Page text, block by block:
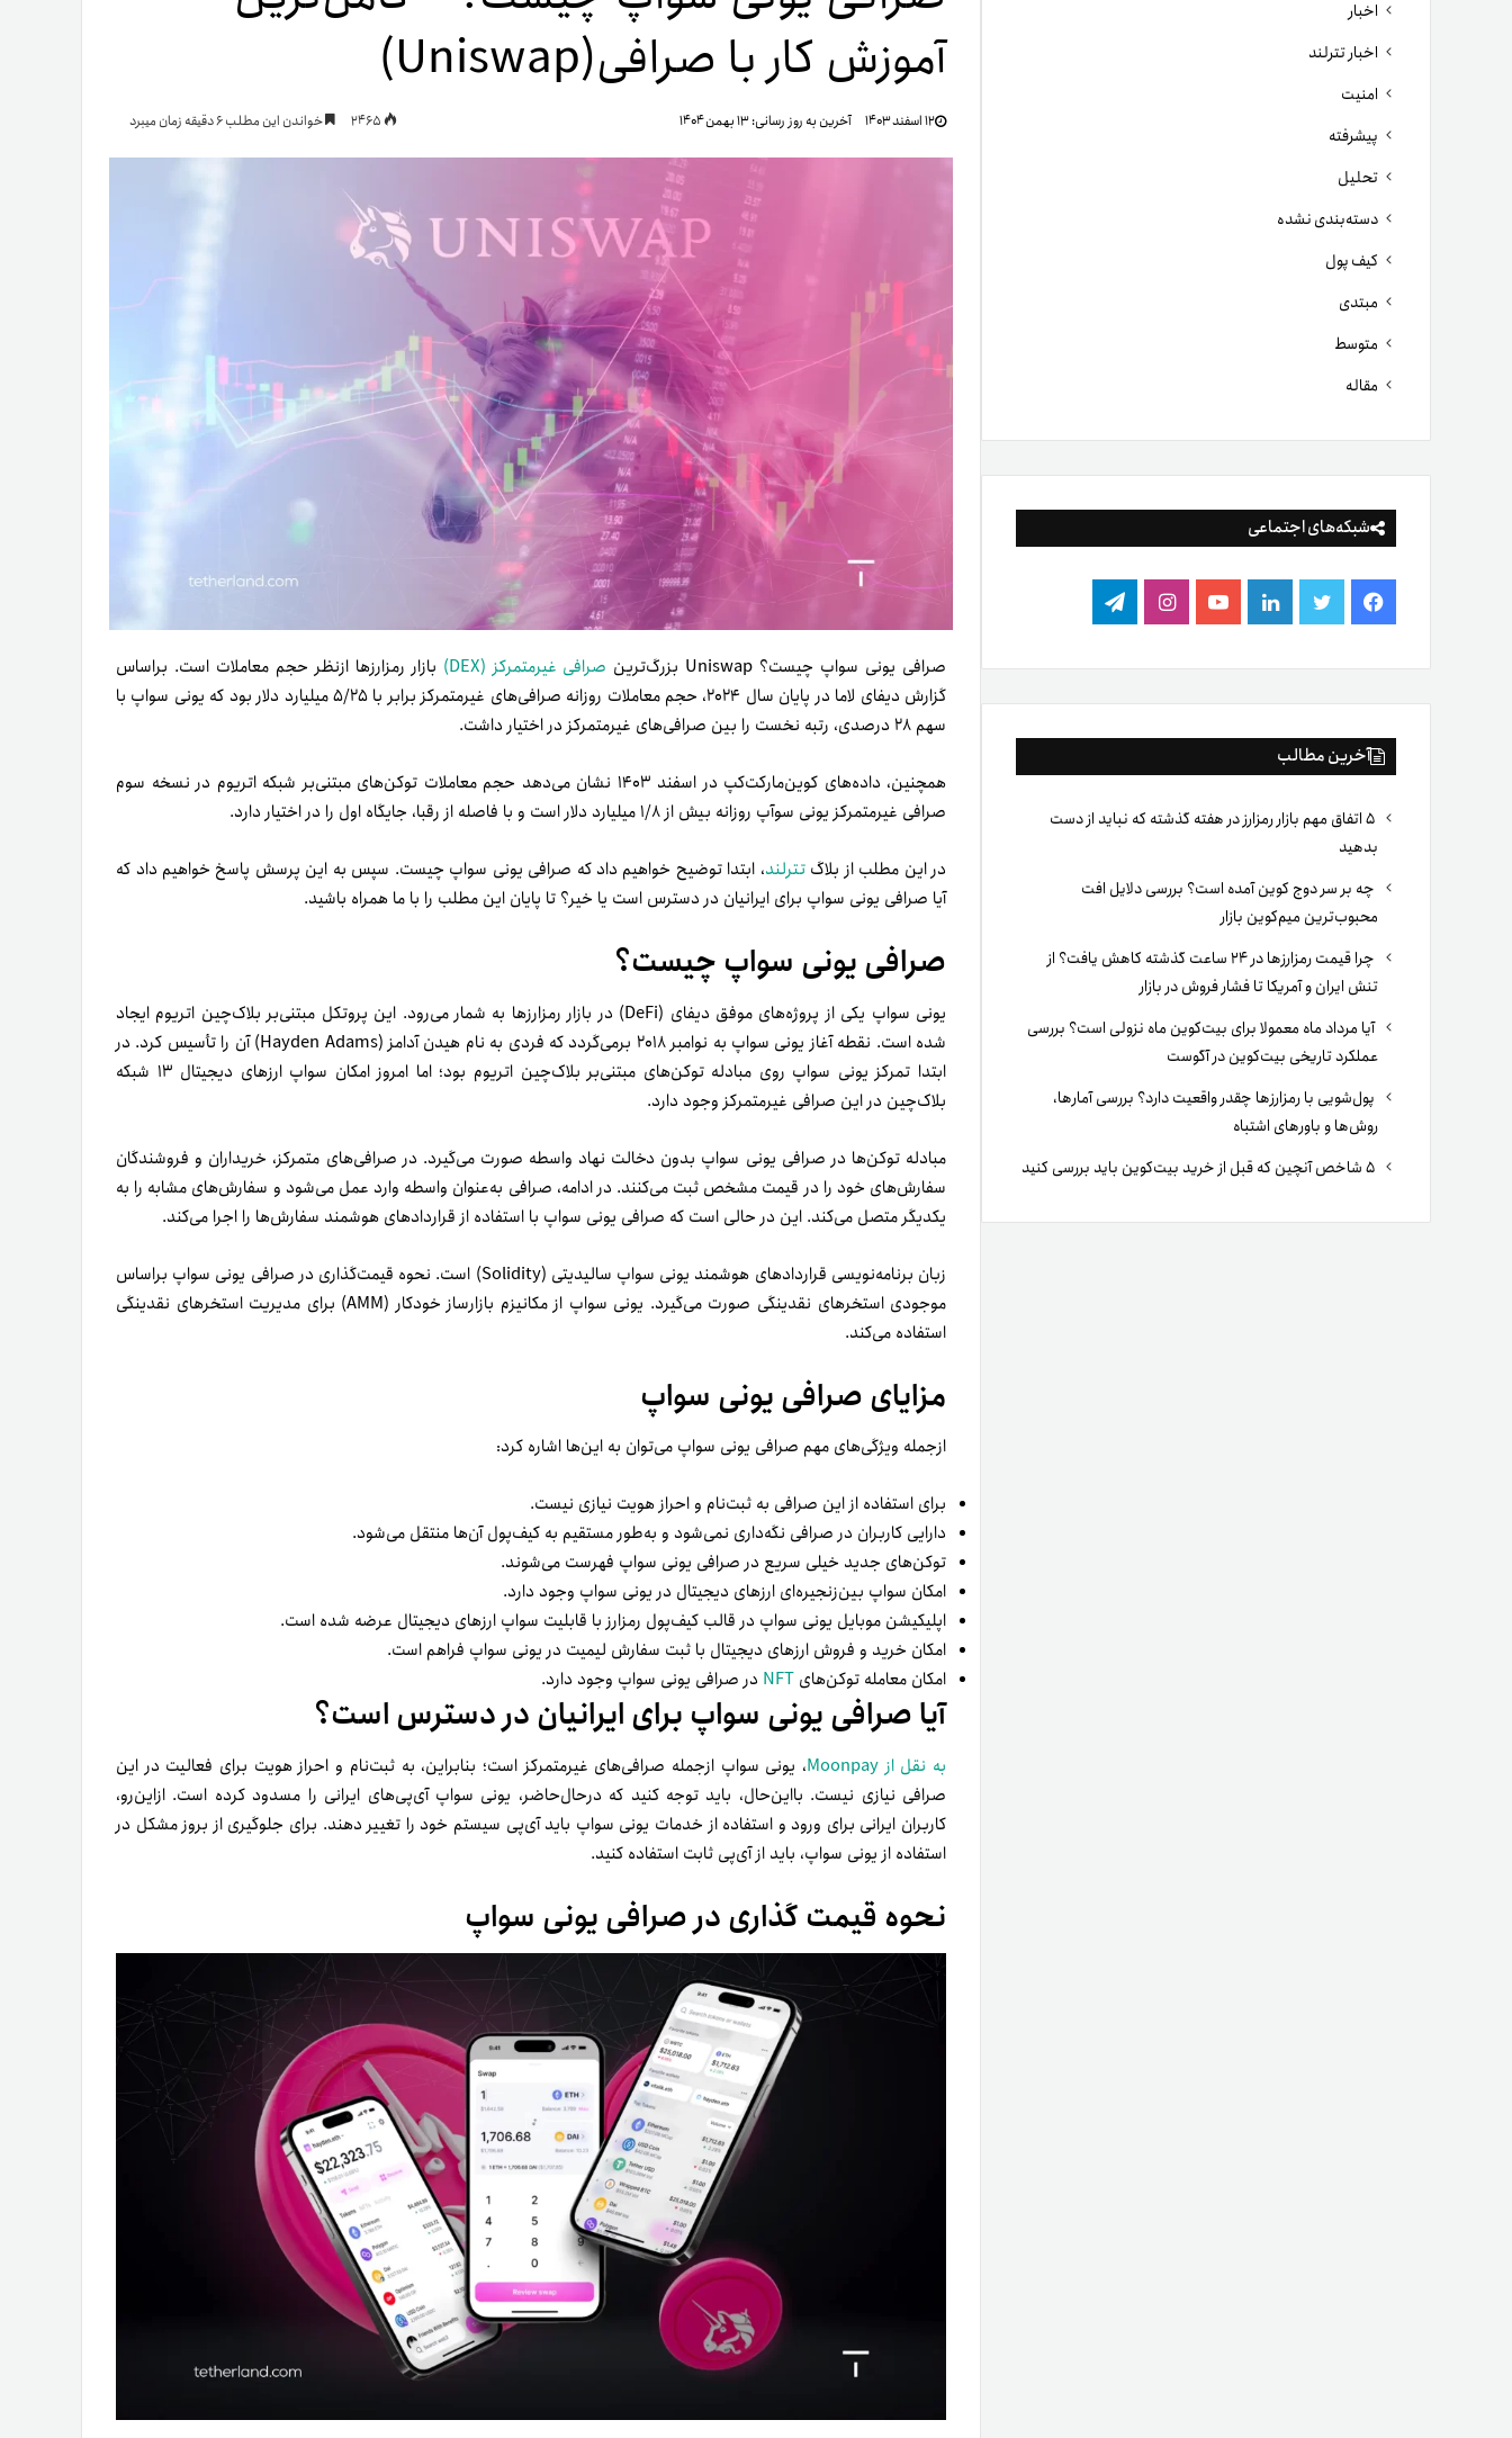
تنظیمات
اخبار
اخبار تترلند
امنیت
پیشرفته
تحلیل
دسته‌بندی نشده
کیف پول
مبتدی
متوسط
مقاله
شبکه‌های اجتماعی
فیس
بوک
توییتر لینکدینیوتیوباینستاگرام
تلگرام
آخرین مطالب
۵ اتفاق مهم بازار رمزارز در هفته گذشته که نباید از دست
بدهید
چه بر سر دوج کوین آمده است؟ بررسی دلایل افت
محبوب‌ترین میم‌کوین بازار
چرا قیمت رمزارزها در ۲۴ ساعت گذشته کاهش یافت؟ از
تنش ایران و آمریکا تا فشار فروش در بازار
آیا مرداد ماه معمولا برای بیت‌کوین ماه نزولی است؟ بررسی
عملکرد تاریخی بیت‌کوین در آگوست
پول‌شویی با رمزارزها چقدر واقعیت دارد؟ بررسی آمارها،
روش‌ها و باورهای اشتباه
آموزش کار با صرافی(Uniswap)
۱۲ اسفند ۱۴۰۳ آخرین به روز رسانی:۱۳ بهمن ۱۴۰۴ خواندن این مطلب 6 دقیقه زمان میبرد
صرافی یونی سواپ چیست؟ Uniswap بزرگ‌ترین صرافی غیرمتمرکز (DEX)
بازار رمزارزها ازنظر حجم معاملات است. براساس
گزارش دیفای لاما در پایان سال ۲۰۲۴، حجم معاملات روزانه صرافی‌های غیرمتمرکز برابر با ۵/۲۵ میلیارد دلار بود که یونی سواپ با
سهم ۲۸ درصدی، رتبه نخست را بین صرافی‌های غیرمتمرکز در اختیار داشت.
همچنین، داده‌های کوین‌مارکت‌کپ در اسفند ۱۴۰۳ نشان می‌دهد حجم معاملات توکن‌های مبتنی‌بر شبکه اتریوم در نسخه سوم
صرافی غیرمتمرکز یونی سوآپ روزانه بیش از ۱/۸ میلیارد دلار است و با فاصله از رقبا، جایگاه اول را در اختیار دارد.
در این مطلب از بلاگتترلند، ابتدا توضیح خواهیم داد که صرافی یونی سواپ چیست. سپس به این پرسش پاسخ خواهیم داد که
آیا صرافی یونی سواپ برای ایرانیان در دسترس است یا خیر؟ تا پایان این مطلب را با ما همراه باشید.
صرافی یونی سواپ چیست‌؟
یونی سواپ یکی از پروژه‌های موفق دیفای (DeFi) در بازار رمزارزها به شمار می‌رود. این پروتکل مبتنی‌بر بلاک‌چین اتریوم ایجاد
شده است. نقطه آغاز یونی سواپ به نوامبر ۲۰۱۸ برمی‌گردد که فردی به‌ نام هیدن آدامز (Hayden Adams) آن را تأسیس کرد. در
ابتدا تمرکز یونی سواپ روی مبادله توکن‌های مبتنی‌بر بلاک‌چین اتریوم بود؛ اما امروز امکان سواپ ارزهای دیجیتال ۱۳ شبکه
بلاک‌چین در این صرافی غیرمتمرکز وجود دارد.
مبادله توکن‌ها در صرافی یونی سواپ بدون دخالت نهاد واسطه صورت می‌گیرد. در صرافی‌های متمرکز، خریداران و فروشندگان
سفارش‌های خود را در قیمت مشخص ثبت می‌کنند. در ادامه، صرافی به‌عنوان واسطه وارد عمل می‌شود و سفارش‌های مشابه را به
یکدیگر متصل می‌کند. این در حالی است که صرافی یونی سواپ با استفاده از قراردادهای هوشمند سفارش‌ها را اجرا می‌کند.
زبان برنامه‌نویسی قراردادهای هوشمند یونی سواپ سالیدیتی (Solidity) است. نحوه قیمت‌گذاری در صرافی یونی سواپ براساس
موجودی استخرهای نقدینگی صورت می‌گیرد. یونی سواپ از مکانیزم بازارساز خودکار (AMM) برای مدیریت استخرهای نقدینگی
استفاده می‌کند.
مزایای صرافی یونی سواپ
از‌جمله ویژگی‌های مهم‌ صرافی یونی سواپ می‌توان به این‌ها اشاره کرد:
برای استفاده از این صرافی به ثبت‌نام و احراز هویت نیازی نیست.
دارایی کاربران در صرافی نگه‌داری نمی‌شود و به‌طور مستقیم به کیف‌پول آن‌ها منتقل می‌شود.
توکن‌های جدید خیلی سریع در صرافی یونی سواپ فهرست می‌شوند.
امکان سواپ بین‌زنجیره‌ای ارزهای دیجیتال در یونی سواپ وجود دارد.
اپلیکیشن موبایل یونی سواپ در قالب کیف‌پول رمزارز با قابلیت سواپ ارزهای دیجیتال عرضه شده است.
امکان خرید و فروش ارزهای دیجیتال با ثبت سفارش لیمیت در یونی سواپ فراهم است.
امکان معامله توکن‌های NFT در صرافی یونی سواپ وجود دارد.
آیا صرافی یونی سواپ برای ایرانیان در دسترس است؟
به نقل از Moonpay
، یونی سواپ ازجمله صرافی‌های غیرمتمرکز است؛ بنابراین، به ثبت‌نام و احراز هویت برای فعالیت در این
صرافی نیازی نیست. بااین‌حال، باید توجه کنید که در‌حال‌حاضر، یونی سواپ آی‌پی‌های ایرانی را مسدود کرده است. ازاین‌رو،
کاربران ایرانی برای ورود و استفاده از خدمات یونی سواپ باید آی‌پی سیستم خود را تغییر دهند. برای جلوگیری از بروز مشکل در
استفاده از یونی سواپ، باید از آی‌پی ثابت استفاده کنید.
نحوه قیمت گذاری در صرافی یونی سواپ